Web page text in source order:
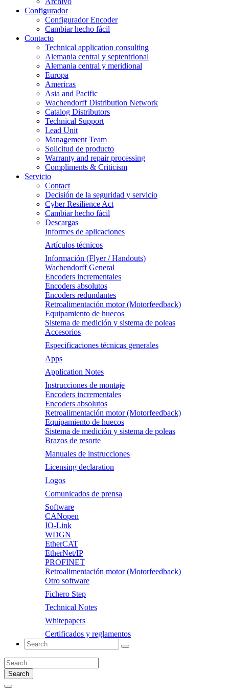
Configurador
Configurador Encoder
Cambiar hecho fácil
Contacto
Technical application consulting
Alemania central y septentrional
Alemania central y meridional
Europa
Americas
Asia and Pacific
Wachendorff Distribution Network
Catalog Distributors
Technical Support
Lead Unit
Management Team
Solicitud de producto
Warranty and repair processing
Compliments & Criticism
Servicio
Contact
Decisión de la seguridad y servicio
Cyber Resilience Act
Cambiar hecho fácil
Descargas
Informes de aplicaciones
Artículos técnicos
Información (Flyer / Handouts)
Wachendorff General
Encoders incrementales
Encoders absolutos
Encoders redundantes
Retroalimentación motor (Motorfeedback)
Equipamiento de huecos
Sistema de medición y sistema de poleas
Accesorios
Especificaciones técnicas generales
Apps
Application Notes
Instrucciones de montaje
Encoders incrementales
Encoders absolutos
Retroalimentación motor (Motorfeedback)
Equipamiento de huecos
Sistema de medición y sistema de poleas
Brazos de resorte
Manuales de instrucciones
Licensing declaration
Logos
Comunicados de prensa
Software
CANopen
IO-Link
WDGN
EtherCAT
EtherNet/IP
PROFINET
Retroalimentación motor (Motorfeedback)
Otro software
Fichero Step
Technical Notes
Whitepapers
Certificados y reglamentos
Search